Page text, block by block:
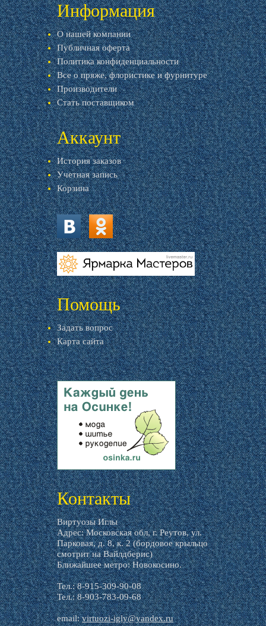
Информация
О нашей компании
Публичная оферта
Политика конфиденциальности
Все о пряже, флористике и фурнитуре
Производители
Стать поставщиком
Аккаунт
История заказов
Учетная запись
Корзина
vk.com ok.ru
livemaster.ru
Помощь
Задать вопрос
Карта сайта
livemaster.ru
Контакты
Виртуозы Иглы
Адрес: Московская обл, г. Реутов, ул.
Парковая, д. 8, к. 2 (бордовое крыльцо
смотрит на Вайлдберис)
Ближайшее метро: Новокосино.
Тел.: 8-915-309-90-08
Тел.: 8-903-783-09-68
email:virtuozi-igly@yandex.ru